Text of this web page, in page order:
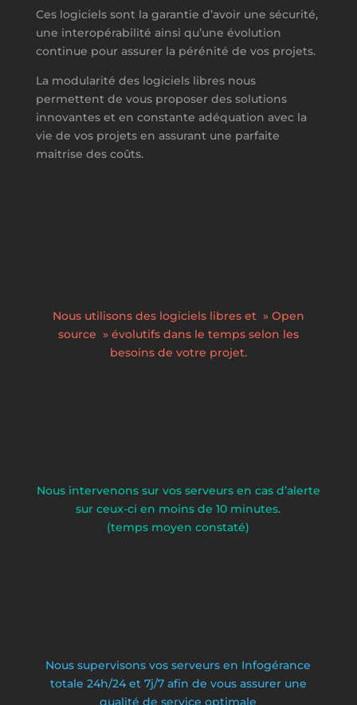
Ces logiciels sont la garantie d’avoir une sécurité,
une interopérabilité ainsi qu’une évolution
continue pour assurer la pérénité de vos projets.
La modularité des logiciels libres nous
permettent de vous proposer des solutions
innovantes et en constante adéquation avec la
vie de vos projets en assurant une parfaite
maitrise des coûts.
Nous utilisons des logiciels libres et » Open
source » évolutifs dans le temps selon les
besoins de votre projet.
Nous intervenons sur vos serveurs en cas d’alerte
sur ceux-ci en moins de 10 minutes.
(temps moyen constaté)
Nous supervisons vos serveurs en Infogérance
totale 24h/24 et 7j/7 afin de vous assurer une
qualité de service optimale